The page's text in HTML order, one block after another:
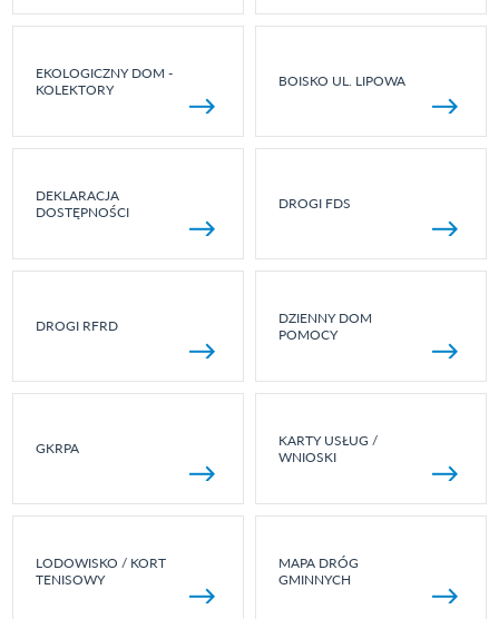
EKOLOGICZNY DOM -
KOLEKTORY
BOISKO UL. LIPOWA
DEKLARACJA
DOSTĘPNOŚCI
DROGI FDS
DROGI RFRD
DZIENNY DOM
POMOCY
GKRPA
KARTY USŁUG /
WNIOSKI
LODOWISKO / KORT
TENISOWY
MAPA DRÓG
GMINNYCH